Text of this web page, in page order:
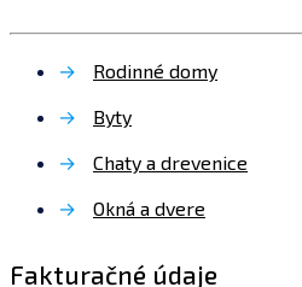
→
Rodinné domy
→
Byty
→
Chaty a drevenice
→
Okná a dvere
Fakturačné údaje